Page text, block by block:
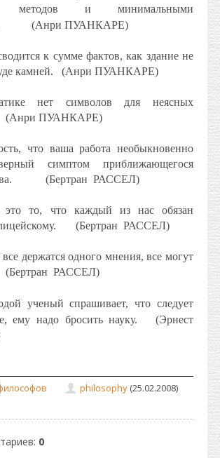
методов и минимальными
(Анри ПУАНКАРЕ)
к сумме фактов, как здание не
камней.
(Анри ПУАНКАРЕ)
нет символов для неясных
(Анри ПУАНКАРЕ)
что ваша работа необыкновенно
симптом приближающегося
(Бертран РАССЕЛ)
то, что каждый из нас обязан
(Бертран РАССЕЛ)
держатся одного мнения, все могут
(Бертран РАССЕЛ)
ученый спрашивает, что следует
ему надо бросить науку.
(Эрнест
philosophy (25.02.2008)
: 0